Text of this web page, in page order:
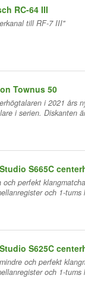
RC-64 III
till RF-7 III"
Townus 50
i 2021 års
i serien. Diskanten
S665C
och perfekt
och 1-
S625C
och perfekt
och 1-